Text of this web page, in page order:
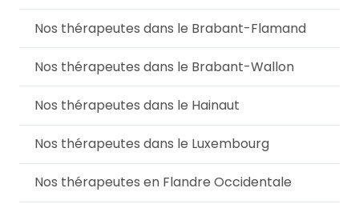
Nos thérapeutes dans le Brabant-Flamand
Nos thérapeutes dans le Brabant-Wallon
Nos thérapeutes dans le Hainaut
Nos thérapeutes dans le Luxembourg
Nos thérapeutes en Flandre Occidentale